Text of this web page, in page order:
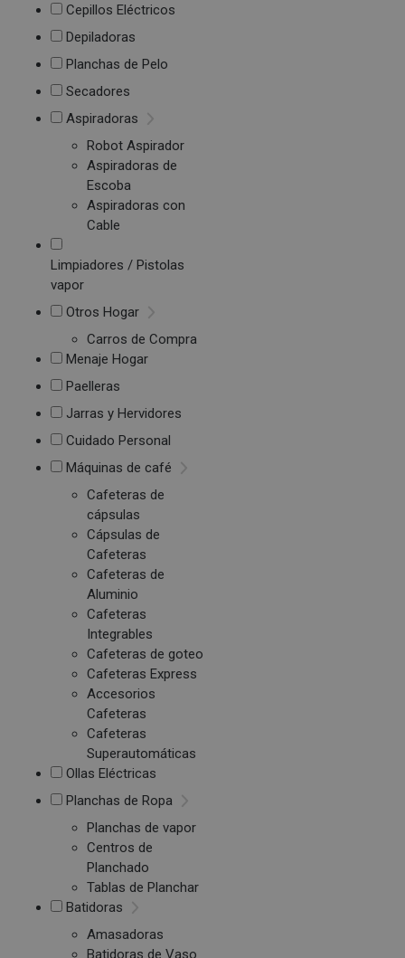
Cepillos Eléctricos
Depiladoras
Planchas de Pelo
Secadores
Aspiradoras
Robot Aspirador
Aspiradoras de
Escoba
Aspiradoras con
Cable
Limpiadores / Pistolas
vapor
Otros Hogar
Carros de Compra
Menaje Hogar
Paelleras
Jarras y Hervidores
Cuidado Personal
Máquinas de café
Cafeteras de
cápsulas
Cápsulas de
Cafeteras
Cafeteras de
Aluminio
Cafeteras
Integrables
Cafeteras de goteo
Cafeteras Express
Accesorios
Cafeteras
Cafeteras
Superautomáticas
Ollas Eléctricas
Planchas de Ropa
Planchas de vapor
Centros de
Planchado
Tablas de Planchar
Batidoras
Amasadoras
Batidoras de Vaso